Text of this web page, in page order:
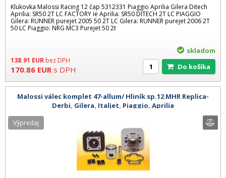
Klukovka Malossi Racing 12 čap 5312331 Piaggio Aprilia Gilera Ditech
Aprilia: SR50 2T LC FACTORY ie Aprilia: SR50 DITECH 2T LC PIAGGIO
Gilera: RUNNER purejet 2005 50 2T LC Gilera: RUNNER purejet 2006 2T
50 LC Piaggio: NRG MC3 Purejet 50 2t
138.91 EUR bez DPH
170.86 EUR s DPH
skladom
Do košíka
Malossi válec komplet 47-allum/ Hliník sp.12 MHR Replica-
Derbi, Gilera, Italjet, Piaggio, Aprilia
Výpredaj